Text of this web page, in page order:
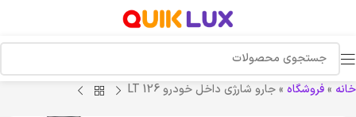
خانه »فروشگاه »جارو شارژی داخل خودرو LT 126